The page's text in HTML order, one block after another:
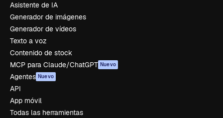
Asistente de IA
Generador de imágenes
Generador de vídeos
Texto a voz
Contenido de stock
MCP para Claude/ChatGPT Nuevo
Agentes Nuevo
API
App móvil
Todas las herramientas